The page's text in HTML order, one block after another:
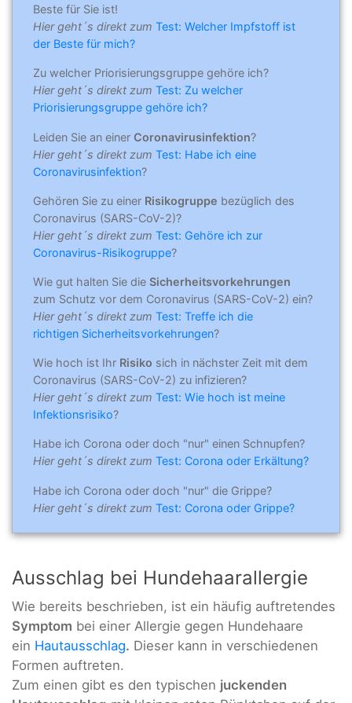
Beste für Sie ist!
Hier geht´s direkt zum Test: Welcher Impfstoff ist
der Beste für mich?
Zu welcher Priorisierungsgruppe gehöre ich?
Hier geht´s direkt zum Test: Zu welcher
Priorisierungsgruppe gehöre ich?
Leiden Sie an einer Coronavirusinfektion?
Hier geht´s direkt zum Test: Habe ich eine
Coronavirusinfektion?
Gehören Sie zu einer Risikogruppe bezüglich des
Coronavirus (SARS-CoV-2)?
Hier geht´s direkt zum Test: Gehöre ich zur
Coronavirus-Risikogruppe?
Wie gut halten Sie die Sicherheitsvorkehrungen
zum Schutz vor dem Coronavirus (SARS-CoV-2) ein?
Hier geht´s direkt zum Test: Treffe ich die
richtigen Sicherheitsvorkehrungen?
Wie hoch ist Ihr Risiko sich in nächster Zeit mit dem
Coronavirus (SARS-CoV-2) zu infizieren?
Hier geht´s direkt zum Test: Wie hoch ist meine
Infektionsrisiko?
Habe ich Corona oder doch "nur" einen Schnupfen?
Hier geht´s direkt zum Test: Corona oder Erkältung?
Habe ich Corona oder doch "nur" die Grippe?
Hier geht´s direkt zum Test: Corona oder Grippe?
Ausschlag bei Hundehaarallergie
Wie bereits beschrieben, ist ein häufig auftretendes
Symptom bei einer Allergie gegen Hundehaare
ein Hautausschlag. Dieser kann in verschiedenen
Formen auftreten.
Zum einen gibt es den typischen juckenden